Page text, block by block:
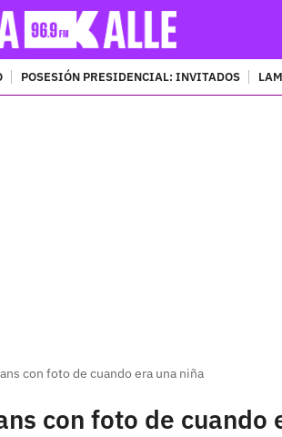
POSESIÓN PRESIDENCIAL: INVITADOS
con foto de cuando era una niña
con foto de cuando